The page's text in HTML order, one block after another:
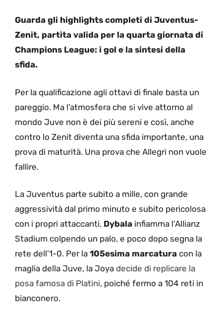
Guarda gli highlights completi di Juventus-
Zenit, partita valida per la quarta giornata di
Champions League: i gol e la sintesi della
sfida.
Per la qualificazione agli ottavi di finale basta un
pareggio. Ma l’atmosfera che si vive attorno al
mondo Juve non è dei più sereni e così, anche
contro lo Zenit diventa una sfida importante, una
prova di maturità. Una prova che Allegri non vuole
fallire.
La Juventus parte subito a mille, con grande
aggressività dal primo minuto e subito pericolosa
con i propri attaccanti. Dybala infiamma l’Allianz
Stadium colpendo un palo, e poco dopo segna la
rete dell’1-0. Per la 105esima marcatura con la
maglia della Juve, la Joya decide di replicare la
posa famosa di Platini, poiché fermo a 104 reti in
bianconero.